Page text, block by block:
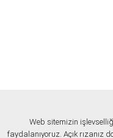
Web sitemizin
faydalanıyoruz. Açık rızanız